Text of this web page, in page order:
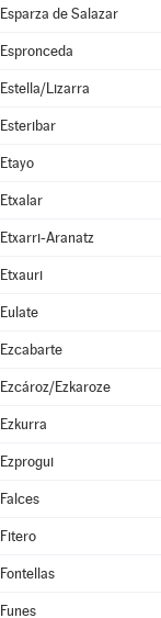
Esparza de Salazar
Espronceda
Estella/Lizarra
Esteribar
Etayo
Etxalar
Etxarri-Aranatz
Etxauri
Eulate
Ezcabarte
Ezcároz/Ezkaroze
Ezkurra
Ezprogui
Falces
Fitero
Fontellas
Funes